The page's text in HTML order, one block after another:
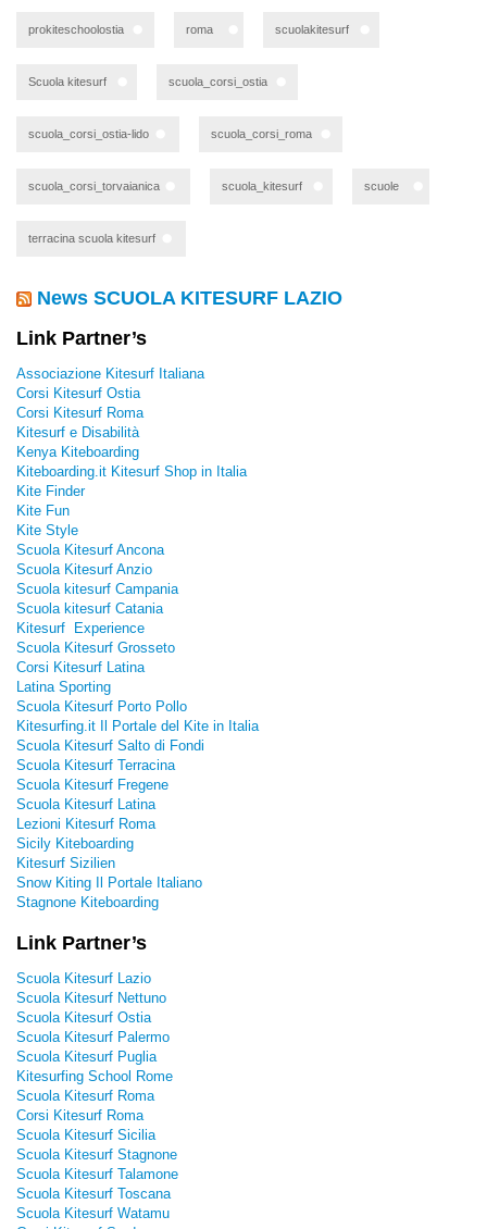
prokiteschoolostia roma scuolakitesurf
Scuola kitesurf scuola_corsi_ostia
scuola_corsi_ostia-lido scuola_corsi_roma
scuola_corsi_torvaianica scuola_kitesurf scuole
terracina scuola kitesurf
News SCUOLA KITESURF LAZIO
Link Partner’s
Associazione Kitesurf Italiana
Corsi Kitesurf Ostia
Corsi Kitesurf Roma
Kitesurf e Disabilità
Kenya Kiteboarding
Kiteboarding.it Kitesurf Shop in Italia
Kite Finder
Kite Fun
Kite Style
Scuola Kitesurf Ancona
Scuola Kitesurf Anzio
Scuola kitesurf Campania
Scuola kitesurf Catania
Kitesurf Experience
Scuola Kitesurf Grosseto
Corsi Kitesurf Latina
Latina Sporting
Scuola Kitesurf Porto Pollo
Kitesurfing.it Il Portale del Kite in Italia
Scuola Kitesurf Salto di Fondi
Scuola Kitesurf Terracina
Scuola Kitesurf Fregene
Scuola Kitesurf Latina
Lezioni Kitesurf Roma
Sicily Kiteboarding
Kitesurf Sizilien
Snow Kiting Il Portale Italiano
Stagnone Kiteboarding
Link Partner’s
Scuola Kitesurf Lazio
Scuola Kitesurf Nettuno
Scuola Kitesurf Ostia
Scuola Kitesurf Palermo
Scuola Kitesurf Puglia
Kitesurfing School Rome
Scuola Kitesurf Roma
Corsi Kitesurf Roma
Scuola Kitesurf Sicilia
Scuola Kitesurf Stagnone
Scuola Kitesurf Talamone
Scuola Kitesurf Toscana
Scuola Kitesurf Watamu